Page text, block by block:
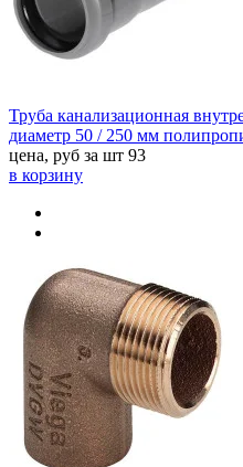
Труба канализационная
диаметр 50 / 250 мм
цена, руб за шт 93
в корзину